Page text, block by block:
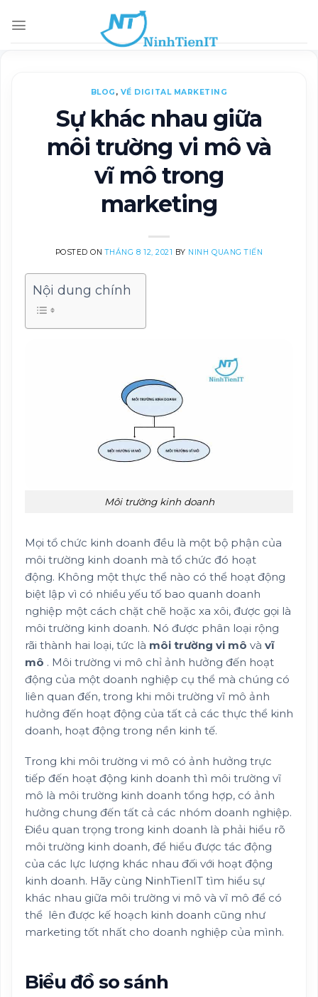
content
BLOG , VỀ DIGITAL MARKETING
Sự khác nhau giữa
môi trường vi mô và
vĩ mô trong
marketing
POSTED ONTHÁNG 8 12, 2021 BY NINH QUANG TIẾN
Nội dung chính
Môi trường kinh doanh
Mọi tổ chức kinh doanh đều là một bộ phận của
môi trường kinh doanh mà tổ chức đó hoạt
động. Không một thực thể nào có thể hoạt động
biệt lập vì có nhiều yếu tố bao quanh doanh
nghiệp một cách chặt chẽ hoặc xa xôi, được gọi là
môi trường kinh doanh. Nó được phân loại rộng
rãi thành hai loại, tức là môi trường vi mô và vĩ
mô . Môi trường vi mô chỉ ảnh hưởng đến hoạt
động của một doanh nghiệp cụ thể mà chúng có
liên quan đến, trong khi môi trường vĩ mô ảnh
hưởng đến hoạt động của tất cả các thực thể kinh
doanh, hoạt động trong nền kinh tế.
Trong khi môi trường vi mô có ảnh hưởng trực
tiếp đến hoạt động kinh doanh thì môi trường vĩ
mô là môi trường kinh doanh tổng hợp, có ảnh
hưởng chung đến tất cả các nhóm doanh nghiệp.
Điều quan trọng trong kinh doanh là phải hiểu rõ
môi trường kinh doanh, để hiểu được tác động
của các lực lượng khác nhau đối với hoạt động
kinh doanh. Hãy cùng NinhTienIT tìm hiểu sự
khác nhau giữa môi trường vi mô và vĩ mô để có
thể lên được kế hoạch kinh doanh cũng như
marketing tốt nhất cho doanh nghiệp của mình.
Biểu đồ so sánh